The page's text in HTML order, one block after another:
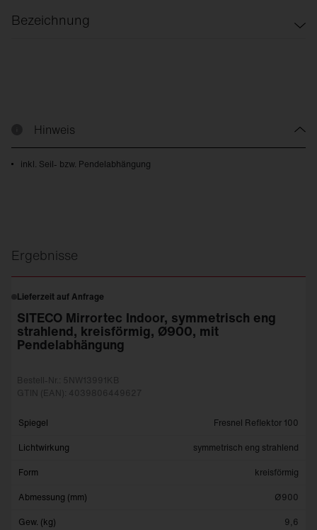
600x600
Bezeichnung
Hinweis
inkl. Seil- bzw. Pendelabhängung
Ergebnisse
Lieferzeit auf Anfrage
SITECO Mirrortec Indoor, symmetrisch eng
strahlend, kreisförmig, Ø900, mit
Pendelabhängung
Bestell-Nr.: 5NW13991KB
GTIN (EAN): 4039806449627
Spiegel Fresnel Reflektor 100
Lichtwirkung symmetrisch eng strahlend
Form kreisförmig
Abmessung (mm) Ø900
Gew. (kg) 9,6